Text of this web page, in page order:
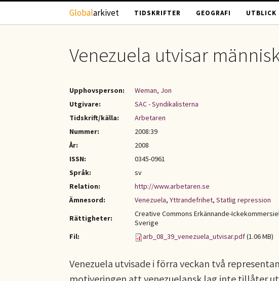
Hoppa till huvudinnehåll
Globalarkivet TIDSKRIFTER GEOGRAFI UTBLICK
Venezuela utvisar
Upphovsperson:
Weman, Jon
Utgivare:
SAC - Syndikalisterna
Tidskrift/källa:
Arbetaren
Nummer:
2008:39
År:
2008
ISSN:
0345-0961
Språk:
sv
Relation:
http://www.arbetaren.se
Ämnesord:
Venezuela, Yttrandefrihet, Statlig repression
Rättigheter:
Creative Commons Erkännande-
Sverige
Fil:
arb_08_39_venezuela_utvisar.pdf(1.06 MB)
Venezuela utvisade i förra veckan två